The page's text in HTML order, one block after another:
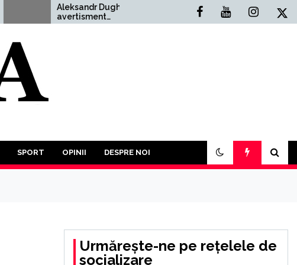
Aleksandr Dughin,
avertisment
cutremurător: ”Un Al
este mai mult decât
probabil. În acest an va
trebui să participăm la o
luptă a tuturor împotriva
tuturor”
Situația Politică Actuală
din România: O Analiză
Comprehensivă
SPORT OPINII DESPRE NOI
Urmărește-ne pe rețelele de
socializare